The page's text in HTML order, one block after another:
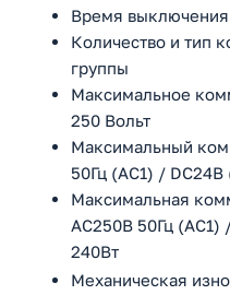
Время
Количество и тип
группы
Максимальное
250 Вольт
Максимальный
50Гц (АС1) / DC24В
Максимальная
АС250В 50Гц (АС1)
240Вт
Механическая